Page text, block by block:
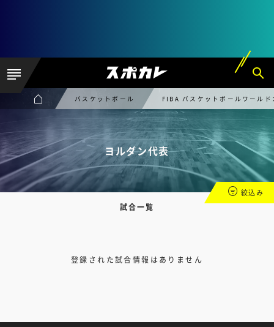
バスケットボール FIBA バスケットボールワールド
ヨルダン代表
試合一覧
絞込み
登録された試合情報はありません